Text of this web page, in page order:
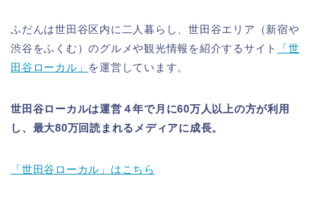
ふだんは世田谷区内に二人暮らし、世田谷エリア（新宿や
渋谷をふくむ）のグルメや観光情報を紹介するサイト
「世
田谷ローカル」 を運営しています。
世田谷ローカルは運営４年で月に60万人以上の方が利用
し、最大80万回読まれるメディアに成長。
「世田谷ローカル」はこちら